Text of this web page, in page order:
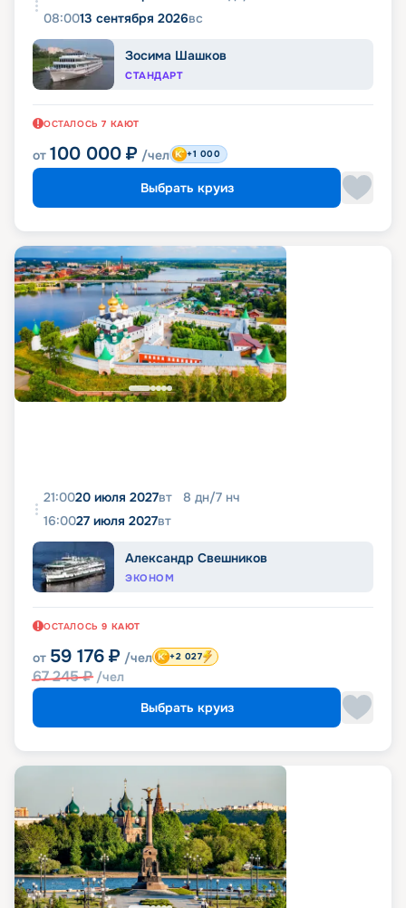
08:0013 сентября 2026вс
Зосима Шашков
СТАНДАРТ
ОСТАЛОСЬ 7 КАЮТ
от 100 000 ₽ /чел +1 000
Выбрать круиз
21:0020 июля 2027вт 8 дн/7 нч
16:0027 июля 2027вт
Александр Свешников
ЭКОНОМ
ОСТАЛОСЬ 9 КАЮТ
от 59 176 ₽ /чел
67 245₽ /чел
+2 027
Выбрать круиз